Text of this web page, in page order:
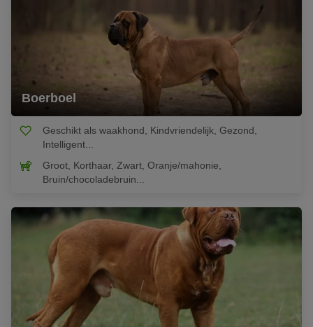
Boerboel
Geschikt als waakhond, Kindvriendelijk, Gezond,
Intelligent...
Groot, Korthaar, Zwart, Oranje/mahonie,
Bruin/chocoladebruin...